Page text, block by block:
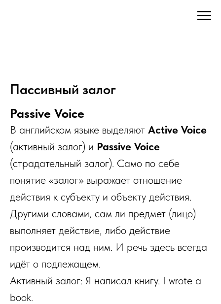
Пассивный залог
Passive Voice
В английском языке выделяют Active Voice
(активный залог) и Passive Voice
(страдательный залог). Само по себе
понятие «залог» выражает отношение
действия к субъекту и объекту действия.
Другими словами, сам ли предмет (лицо)
выполняет действие, либо действие
производится над ним. И речь здесь всегда
идёт о подлежащем.
Активный залог: Я написал книгу. I wrote a
book.